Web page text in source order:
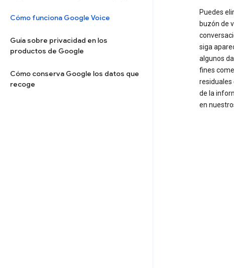
Cómo funciona Google Voice
Guía sobre privacidad en los
productos de Google
Cómo conserva Google los datos que
recoge
Puedes
buzón de
siga
algunos
fines
residuales
de la
en